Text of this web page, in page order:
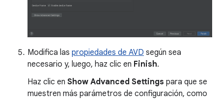
Modifica las propiedades de AVD según sea
necesario y, luego, haz clic en Finish.
Haz clic en Show Advanced Settings para que se
muestren más parámetros de configuración, como